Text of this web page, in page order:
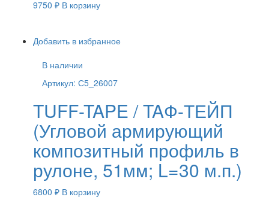
9750 ₽ В корзину
Добавить в избранное
В наличии
Артикул: С5_26007
TUFF-TAPE / TAФ-ТЕЙП
(Угловой армирующий
композитный профиль в
рулоне, 51мм; L=30 м.п.)
6800 ₽ В корзину